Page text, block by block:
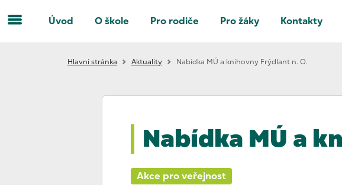
Úvod O škole Pro rodiče Pro žáky Kontakty
Hlavní stránka Aktuality Nabídka MÚ a knihovny Frýdlant n. O.
Nabídka MÚ a
Akce pro veřejnost